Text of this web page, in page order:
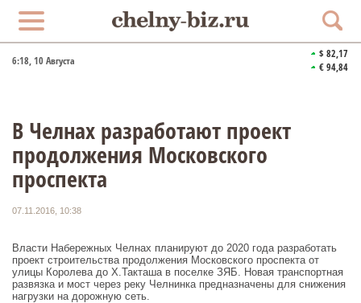
6:19, 10 Августа
$ 82,17
€ 94,84
В Челнах разработают проект
продолжения Московского
проспекта
07.11.2016, 10:38
Власти Набережных Челнах планируют до 2020 года разработать
проект строительства продолжения Московского проспекта от
улицы Королева до Х.Такташа в поселке ЗЯБ. Новая транспортная
развязка и мост через реку Челнинка предназначены для снижения
нагрузки на дорожную сеть.